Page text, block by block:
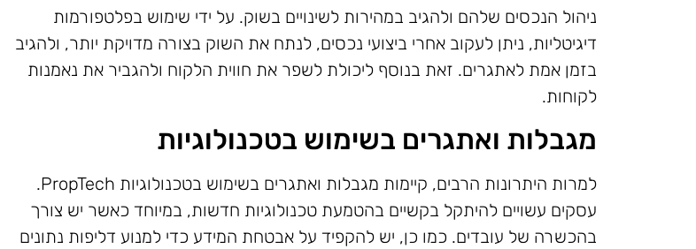
ניהול הנכסים שלהם ולהגיב במהירות לשינויים בשוק. על ידי שימוש בפלטפורמות
דיגיטליות, ניתן לעקוב אחרי ביצועי נכסים, לנתח את השוק בצורה מדויקת יותר, ולהגיב
בזמן אמת לאתגרים. זאת בנוסף ליכולת לשפר את חווית הלקוח ולהגביר את נאמנות
לקוחות.
מגבלות ואתגרים בשימוש בטכנולוגיות
למרות היתרונות הרבים, קיימות מגבלות ואתגרים בשימוש בטכנולוגיות PropTech.
עסקים עשויים להיתקל בקשיים בהטמעת טכנולוגיות חדשות, במיוחד כאשר יש צורך
בהכשרה של עובדים. כמו כן, יש להקפיד על אבטחת המידע כדי למנוע דליפות נתונים